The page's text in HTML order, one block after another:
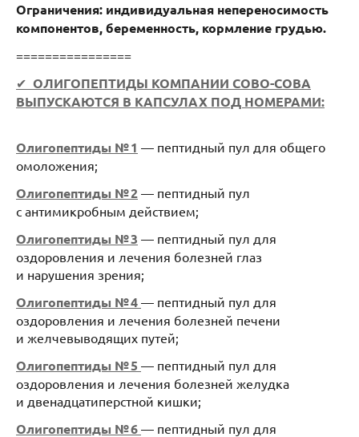
Ограничения: индивидуальная непереносимость
компонентов, беременность, кормление грудью.
================
✔ ОЛИГОПЕПТИДЫ КОМПАНИИ СОВО-СОВА
ВЫПУСКАЮТСЯ В КАПСУЛАХ ПОД НОМЕРАМИ:
Олигопептиды № 1 — пептидный пул для общего
омоложения;
Олигопептиды № 2 — пептидный пул
с антимикробным действием;
Олигопептиды № 3 — пептидный пул для
оздоровления и лечения болезней глаз
и нарушения зрения;
Олигопептиды № 4 — пептидный пул для
оздоровления и лечения болезней печени
и желчевыводящих путей;
Олигопептиды № 5 — пептидный пул для
оздоровления и лечения болезней желудка
и двенадцатиперстной кишки;
Олигопептиды № 6 — пептидный пул для